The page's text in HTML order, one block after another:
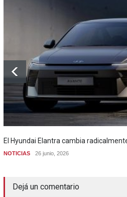
El Hyundai Elantra cambia
NOTICIAS 26 junio, 2026
Dejá un comentario